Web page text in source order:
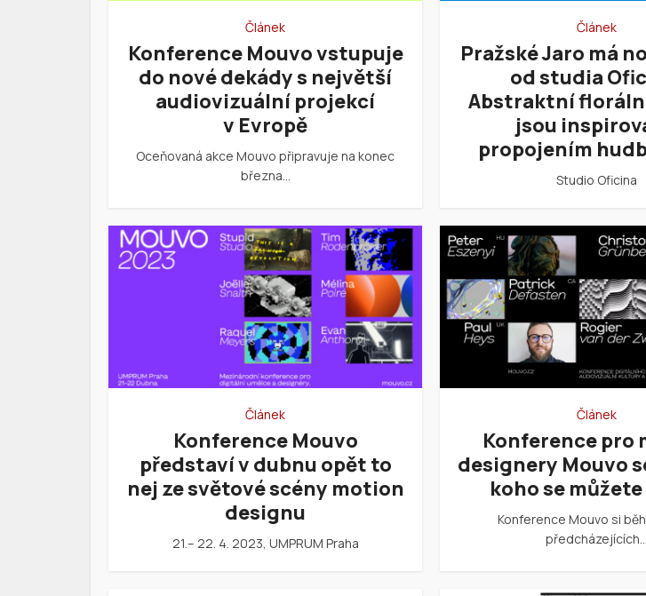
Článek
Konference Mouvo vstupuje
do nové dekády s největší
audiovizuální projekcí
v Evropě
Oceňovaná akce Mouvo připravuje na konec
března…
Článek
Pražské Jaro má
od studia
Abstraktní
jsou
propojením
Studio Oficina
Článek
Konference Mouvo
představí v dubnu opět to
nej ze světové scény motion
designu
21.– 22. 4. 2023, UMPRUM Praha
Článek
Konference pro
designery Mouvo
koho se
Konference Mouvo si
předcházejících…